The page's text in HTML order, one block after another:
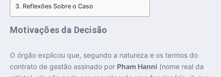
Reflexões Sobre o Caso
Motivações da Decisão
O órgão explicou que, segundo a natureza e os termos do
contrato de gestão assinado por Pham Hanni (nome real da